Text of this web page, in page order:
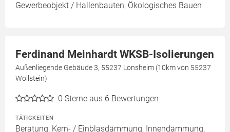
Gewerbeobjekt / Hallenbauten, Ökologisches Bauen
Ferdinand Meinhardt WKSB-Isolierungen
Außenliegende Gebäude 3, 55237 Lonsheim (10km von 55237
Wöllstein)
0 Sterne aus 6 Bewertungen
TÄTIGKEITEN
Beratung, Kern- / Einblasdämmung, Innendämmung,